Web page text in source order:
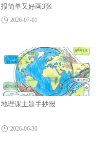
报简单又好画3张
2026-07-01
地理课主题手抄报
2026-06-30